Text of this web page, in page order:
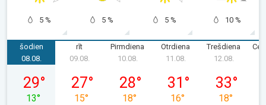
5 % 5 % 5 % 10 %
šodien
sestdiena, 08.08.
08.08.
29°
13°
rīt
09.08.
27°
15°
Pirmdiena
10.08.
28°
18°
Otrdiena
11.08.
31 °
16°
Trešdiena
12.08.
33°
18°